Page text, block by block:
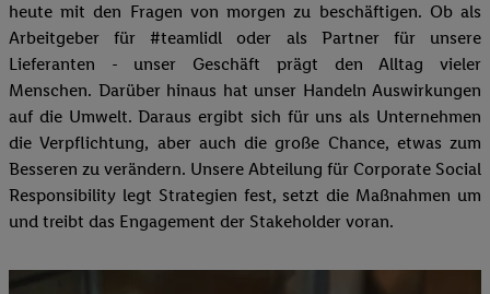
heute mit den Fragen von morgen zu beschäftigen. Ob als
Arbeitgeber für #teamlidl oder als Partner für unsere
Lieferanten - unser Geschäft prägt den Alltag vieler
Menschen. Darüber hinaus hat unser Handeln Auswirkungen
auf die Umwelt. Daraus ergibt sich für uns als Unternehmen
die Verpflichtung, aber auch die große Chance, etwas zum
Besseren zu verändern. Unsere Abteilung für Corporate Social
Responsibility legt Strategien fest, setzt die Maßnahmen um
und treibt das Engagement der Stakeholder voran.